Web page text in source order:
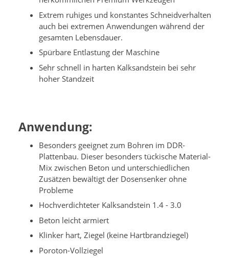
Extrem ruhiges und konstantes Schneidverhalten
auch bei extremen Anwendungen während der
gesamten Lebensdauer.
Spürbare Entlastung der Maschine
Sehr schnell in harten Kalksandstein bei sehr
hoher Standzeit
Anwendung:
Besonders geeignet zum Bohren im DDR-
Plattenbau. Dieser besonders tückische Material-
Mix zwischen Beton und unterschiedlichen
Zusätzen bewältigt der Dosensenker ohne
Probleme
Hochverdichteter Kalksandstein 1.4 - 3.0
Beton leicht armiert
Klinker hart, Ziegel (keine Hartbrandziegel)
Poroton-Vollziegel